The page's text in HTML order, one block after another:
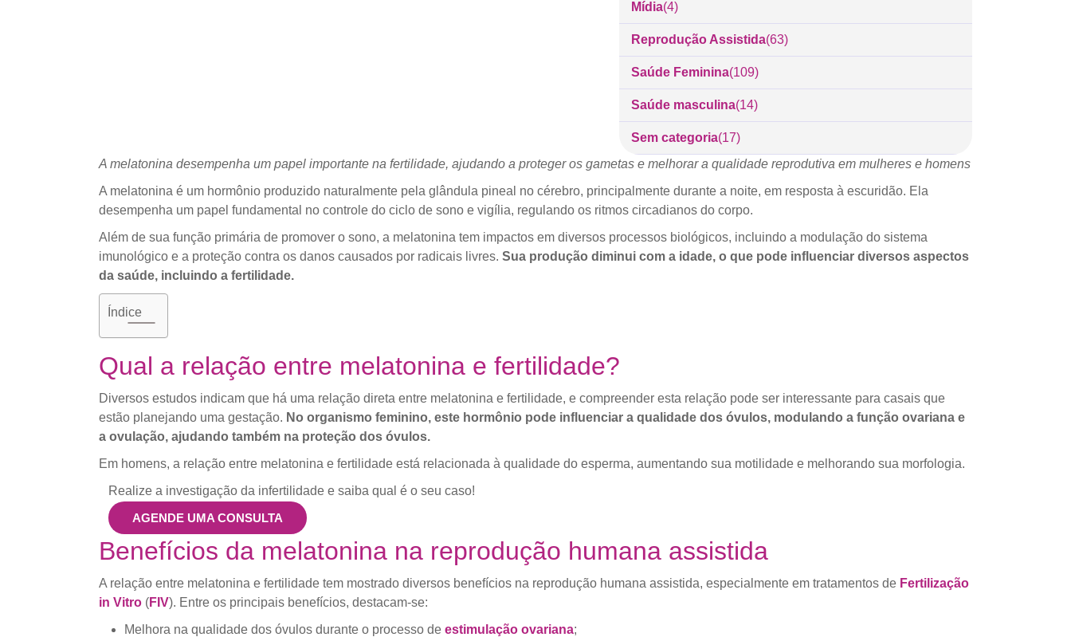
Mídia(4)
Reprodução Assistida(63)
Saúde Feminina(109)
Saúde masculina(14)
Sem categoria(17)
A melatonina desempenha um papel importante na fertilidade, ajudando a proteger os gametas e melhorar a qualidade reprodutiva em mulheres e homens
A melatonina é um hormônio produzido naturalmente pela glândula pineal no cérebro, principalmente durante a noite, em resposta à escuridão. Ela
desempenha um papel fundamental no controle do ciclo de sono e vigília, regulando os ritmos circadianos do corpo.
Além de sua função primária de promover o sono, a melatonina tem impactos em diversos processos biológicos, incluindo a modulação do sistema
imunológico e a proteção contra os danos causados por radicais livres. Sua produção diminui com a idade, o que pode influenciar diversos aspectos
da saúde, incluindo a fertilidade.
Índice
Qual a relação entre melatonina e fertilidade?
Diversos estudos indicam que há uma relação direta entre melatonina e fertilidade, e compreender esta relação pode ser interessante para casais que
estão planejando uma gestação. No organismo feminino, este hormônio pode influenciar a qualidade dos óvulos, modulando a função ovariana e
a ovulação, ajudando também na proteção dos óvulos.
Em homens, a relação entre melatonina e fertilidade está relacionada à qualidade do esperma, aumentando sua motilidade e melhorando sua morfologia.
Realize a investigação da infertilidade e saiba qual é o seu caso!
AGENDE UMA CONSULTA
Benefícios da melatonina na reprodução humana assistida
A relação entre melatonina e fertilidade tem mostrado diversos benefícios na reprodução humana assistida, especialmente em tratamentos de Fertilização
in Vitro(FIV). Entre os principais benefícios, destacam-se:
Melhora na qualidade dos óvulos durante o processo de estimulação ovariana;